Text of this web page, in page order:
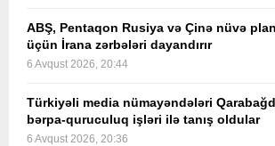
ABŞ, Pentaqon Rusiya və Çinə nüvə
üçün İrana zərbələri dayandırır
6 Avqust 2026, 20:44
Türkiyəli media nümayəndələri
bərpa-quruculuq işləri ilə tanış oldular
6 Avqust 2026, 20:36